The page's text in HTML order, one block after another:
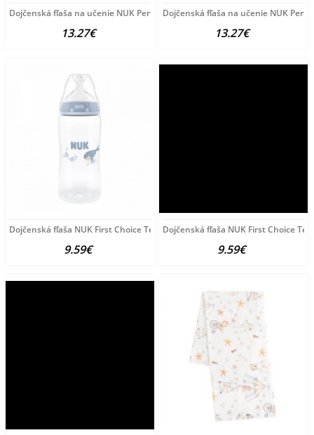
Dojčenská fľaša na učenie NUK Perfect Match DISNEY
13.27€
Dojčenská fľaša na učenie NUK
13.27€
Dojčenská fľaša NUK First Choice Temperature Control
9.59€
Dojčenská fľaša NUK First Choice
9.59€